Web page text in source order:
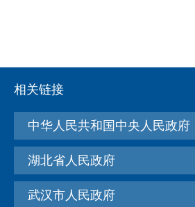
相关链接
中华人民共和国中央人民政府
湖北省人民政府
武汉市人民政府